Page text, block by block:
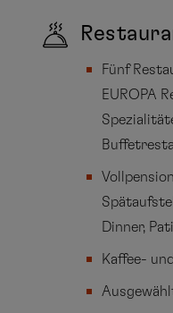
Fünf
EUROPA
Dinner,
Kaffee-